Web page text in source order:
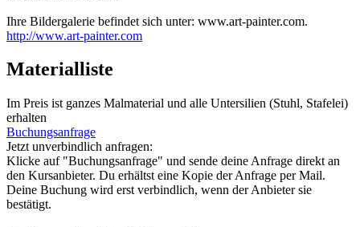
Ihre Bildergalerie befindet sich unter: www.art-painter.com.
http://www.art-painter.com
Materialliste
Im Preis ist ganzes Malmaterial und alle Untersilien (Stuhl, Stafelei)
erhalten
Buchungsanfrage
Jetzt unverbindlich anfragen:
Klicke auf "Buchungsanfrage" und sende deine Anfrage direkt an
den Kursanbieter. Du erhältst eine Kopie der Anfrage per Mail.
Deine Buchung wird erst verbindlich, wenn der Anbieter sie
bestätigt.